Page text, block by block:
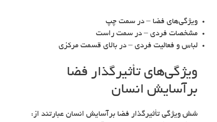
ویژگی‌های فضا – در سمت چپ
مشخصات فردی – در سمت راست
لباس و فعالیت فردی – در بالای قسمت مرکزی
ویژگی‌های تأثیرگذار فضا
برآسایش انسان
شش ویژگی تأثیرگذار فضا برآسایش انسان عبارتند از: